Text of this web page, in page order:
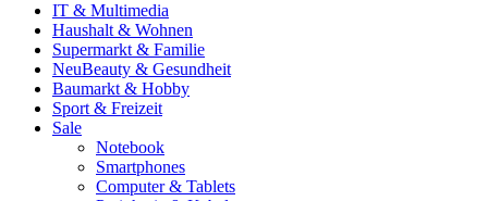
IT & Multimedia
Haushalt & Wohnen
Supermarkt & Familie
NeuBeauty & Gesundheit
Baumarkt & Hobby
Sport & Freizeit
Sale
Notebook
Smartphones
Computer & Tablets